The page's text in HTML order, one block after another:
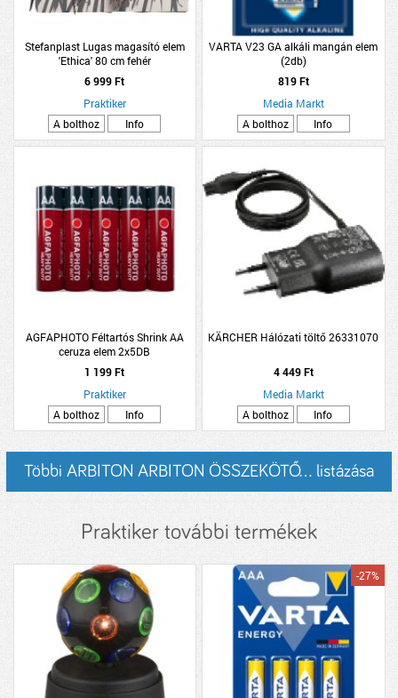
Stefanplast Lugas magasító elem
'Ethica' 80 cm fehér
6 999 Ft
Praktiker
A bolthoz
Info
VARTA V23 GA alkáli mangán elem
(2db)
819 Ft
Media Markt
A bolthoz
Info
AGFAPHOTO Féltartós Shrink AA
ceruza elem 2x5DB
1 199 Ft
Praktiker
A bolthoz
Info
KÄRCHER Hálózati töltő 26331070
4 449 Ft
Media Markt
A bolthoz
Info
Többi ARBITON ARBITON ÖSSZEKÖTŐ... listázása
Praktiker további termékek
-27%